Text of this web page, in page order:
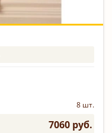
8 шт.
7060 руб.